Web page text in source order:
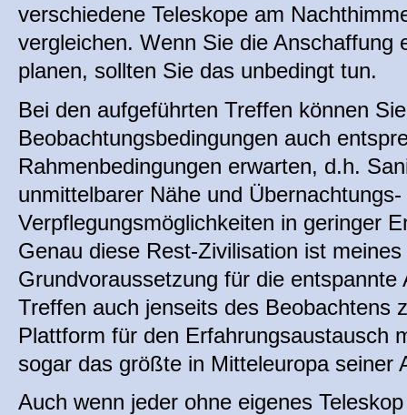
verschiedene Teleskope am
vergleichen. Wenn Sie die Anschaffung
planen, sollten Sie das unbedingt tun.
Bei den aufgeführten Treffen können
Beobachtungsbedingungen auch
Rahmenbedingungen erwarten, d.h.
unmittelbarer Nähe und Übernachtungs-
Verpflegungsmöglichkeiten in geringer
Genau diese Rest-Zivilisation ist
Grundvoraussetzung für die entspannte
Treffen auch jenseits des Beobachtens
Plattform für den Erfahrungsaustausch
sogar das größte in Mitteleuropa seiner
Auch wenn jeder ohne eigenes